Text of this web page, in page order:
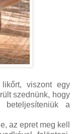
viszont egy
szednünk, hogy
a
az epret meg kell